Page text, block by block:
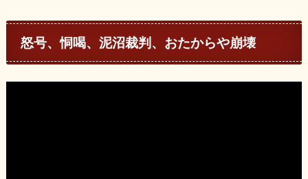
怒号、恫喝、泥沼裁判、おたからや崩壊